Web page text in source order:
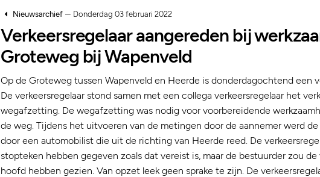
Nieuwsarchief– Donderdag 03 februari 2022
Verkeersregelaar aangereden bij
Groteweg bij Wapenveld
Op de Groteweg tussen Wapenveld en Heerde is donderdagochtend een
De verkeersregelaar stond samen met een collega verkeersregelaar het
wegafzetting. De wegafzetting was nodig voor voorbereidende
de weg. Tijdens het uitvoeren van de metingen door de aannemer werd de
door een automobilist die uit de richting van Heerde reed. De
stopteken hebben gegeven zoals dat vereist is, maar de bestuurder zou
hoofd hebben gezien. Van opzet leek geen sprake te zijn. De